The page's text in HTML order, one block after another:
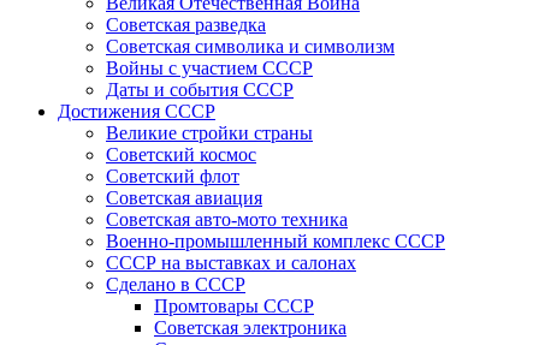
Советская разведка
Советская символика и символизм
Войны с участием СССР
Даты и события СССР
Достижения СССР
Великие стройки страны
Советский космос
Советский флот
Советская авиация
Советская авто-мото техника
Военно-промышленный комплекс СССР
СССР на выставках и салонах
Сделано в СССР
Промтовары СССР
Советская электроника